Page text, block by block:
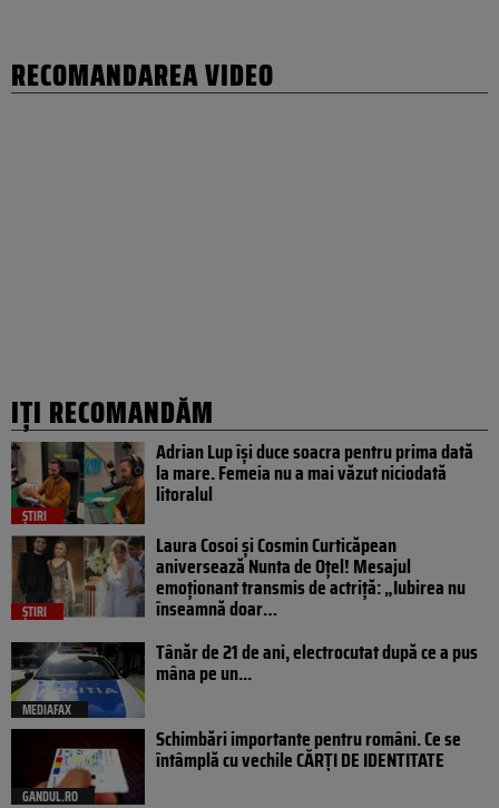
RECOMANDAREA VIDEO
IȚI RECOMANDĂM
ȘTIRI
Adrian Lup își duce soacra pentru prima dată
la mare. Femeia nu a mai văzut niciodată
litoralul
ȘTIRI
Laura Cosoi și Cosmin Curticăpean
aniversează Nunta de Oțel! Mesajul
emoționant transmis de actriță: „Iubirea nu
înseamnă doar…
MEDIAFAX
Tânăr de 21 de ani, electrocutat după ce a pus
mâna pe un...
GANDUL.RO
Schimbări importante pentru români. Ce se
întâmplă cu vechile CĂRȚI DE IDENTITATE